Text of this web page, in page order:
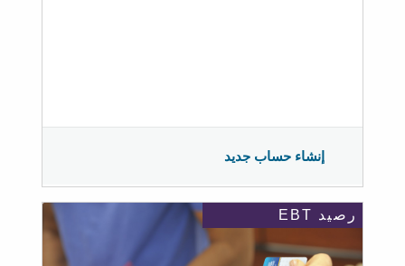
إنشاء حساب جديد
رصيد EBT